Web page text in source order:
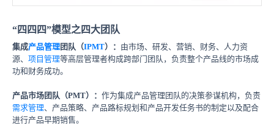
“四四四”模型之四大团队
集成产品管理团队（IPMT）： 由市场、研发、营销、财务、人力资
源、 项目管理等高层管理者构成跨部门团队，负责整个产品线的市场成
功和财务成功。
产品市场团队（PMT）： 作为集成产品管理团队的决策参谋机构，负责
需求管理、产品策略、产品路标规划和产品开发任务书的制定以及配合
进行产品早期销售。